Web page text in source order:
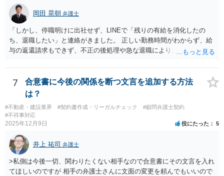
岡田 晃朝 弁護士
「しかし、停職明けに出社せず、LINEで「残りの有給を消化したの
ち、退職したい」と連絡がきました。 正しい勤務時間がわからず、給
与の返還請求もできず、不正の後処理や急な退職により、社や他のス
状況です。」 大変悪質ですね。打刻場所のデータと、これまでのタイ
ムカードの虚偽を確認し、突き付けて責任を問題にすることになるで
しょう。 詐欺もありうるでしょうね。 「正しい時間がわからないとい
うタイムカード不正打刻による返還請求はどのようにおこなえばよい
でしょうか？」 想定できる虚偽を前提に、相手と協議して詰めればよ
いかと思います。 確実な記録があれば、それによるのがよいですが、
弁護士と相談しながら、対応策を検討する方がよいでしょう。 また、
返還が難しい場合、損害賠償を請求する事はできますでしょうか？ 法
的には可能ですが、立証の問題があります。 協議でも問題にできそう
ですが、調停なども検討できるでしょう。 また、返還請求も損害賠償
7
合意書に今後の関係を断つ文言を追加する方法
は？
#不動産・建設業界 #契約書作成・リーガルチェック
#顧問弁護士契約
#不祥事対応
2025年12月9日 役にたった 5
井上 祐司 弁護士
>私側は今後一切、関わりたくない相手なので合意書にその文言を入れ
てほしいのですが 相手の弁護士さんに文面の変更を頼んでもいいので